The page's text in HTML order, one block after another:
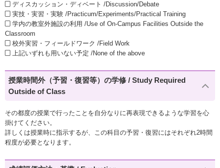
ディスカッション・ディベート /Discussion/Debate
実技・実習・実験 /Practicum/Experiments/Practical Training
学内の教室外施設の利用 /Use of On-Campus Facilities Outside the
Classroom
校外実習・フィールドワーク /Field Work
上記いずれも用いない予定 /None of the above
授業時間外（予習・復習等）の学修 / Study Required
Outside of Class
その都度の授業で行ったことを自分なりに再表現できるような学習を心
掛けてください。
詳しくは授業時に指示するが、この科目の予習・復習にはそれぞれ2時間
程度が必要となります。